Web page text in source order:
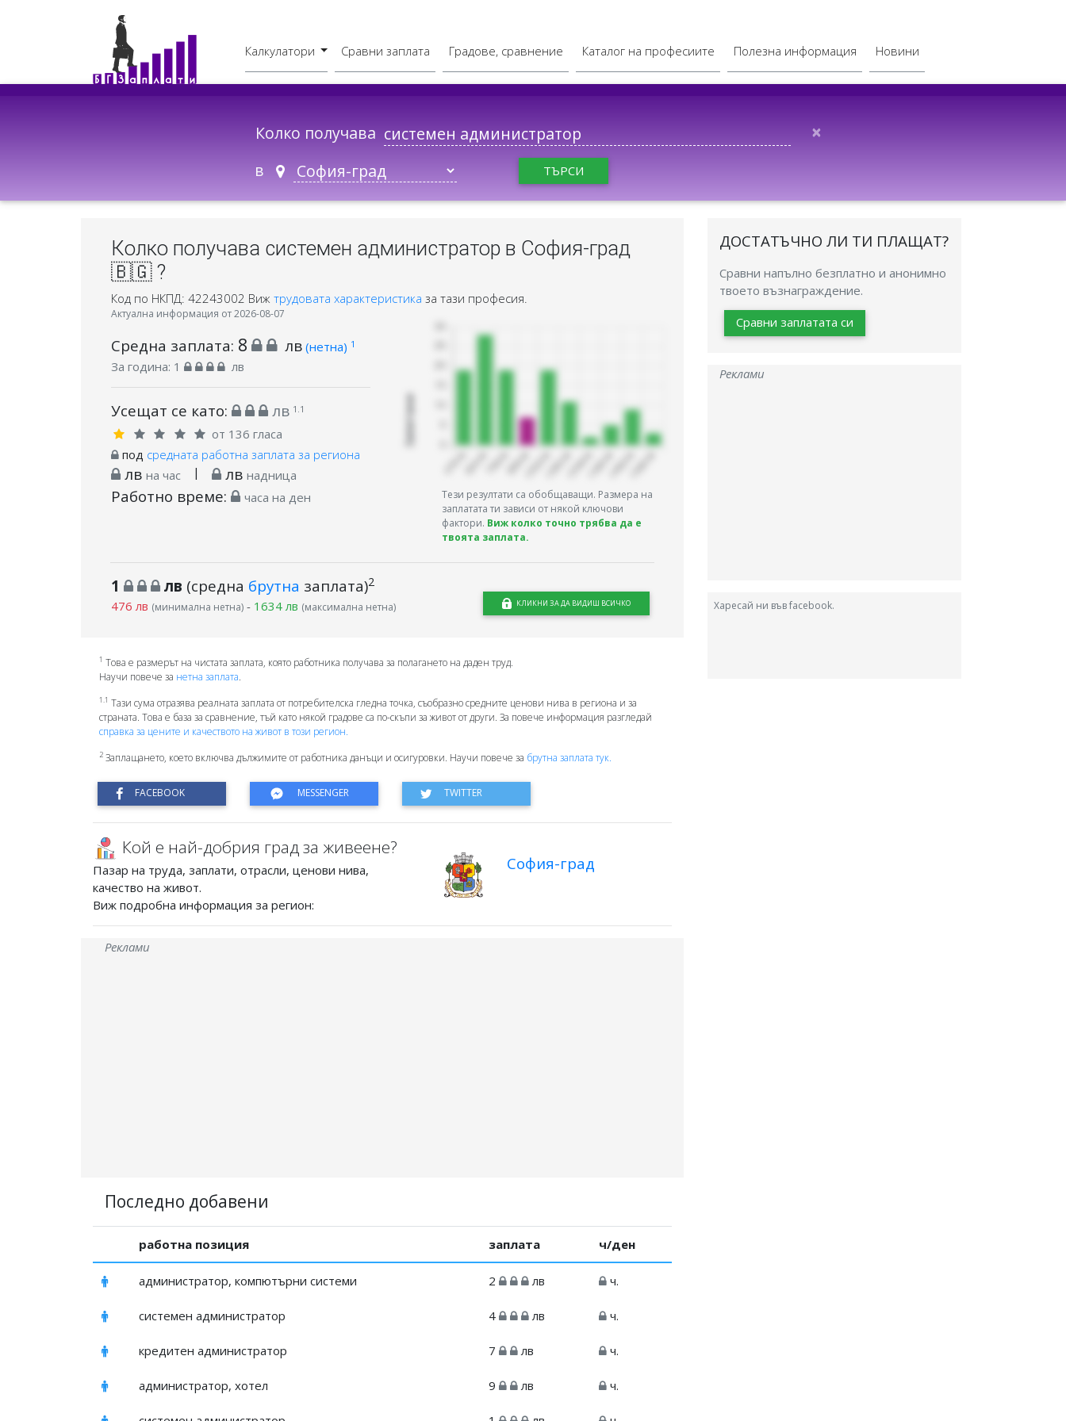
Калкулатори Сравни заплата Градове, сравнение Каталог на професиите Полезна информация Новини
Колко получава ×
в ТЪРСИ
Колко получава системен администратор в София-град
🇧🇬 ?
Код по НКПД: 42243002 Виж трудовата характеристика за тази професия.
Актуална информация от 2026-08-07
Средна заплата: 8 лв (нетна) 1
За година: 1 лв
Усещат се като: лв 1.1
от 136 гласа
под средната работна заплата за региона
лв на час | лв надница
Работно време: часа на ден
Тези резултати са обобщаващи. Размера на
заплатата ти зависи от някой ключови
фактори. Виж колко точно трябва да е
твоята заплата.
1 лв (средна брутна заплата)2
476 лв (минимална нетна)- 1634 лв (максимална нетна) КЛИКНИ ЗА ДА ВИДИШ ВСИЧКО
1 Това е размерът на чистата заплата, която работника получава за полагането на даден труд.
Научи повече за нетна заплата.
1.1 Тази сума отразява реалната заплата от потребителска гледна точка, съобразно средните ценови нива в региона и за
страната. Това е база за сравнение, тъй като някой градове са по-скъпи за живот от други. За повече информация разгледай
справка за цените и качеството на живот в този регион.
2Заплащането, което включва дължимите от работника данъци и осигуровки. Научи повече за брутна заплата тук.
Кой е най-добрия град за живеене?
Пазар на труда, заплати, отрасли, ценови нива,
качество на живот.
Виж подробна информация за регион:
София-град
Реклами
Последно добавени
работна позиция заплата ч/ден
администратор, компютърни системи 2 лв ч.
системен администратор 4 лв ч.
кредитен администратор 7 лв ч.
администратор, хотел 9 лв ч.
ДОСТАТЪЧНО ЛИ ТИ ПЛАЩАТ?
Сравни напълно безплатно и анонимно
твоето възнаграждение.
Сравни заплатата си
Реклами
Харесай ни във facebook.